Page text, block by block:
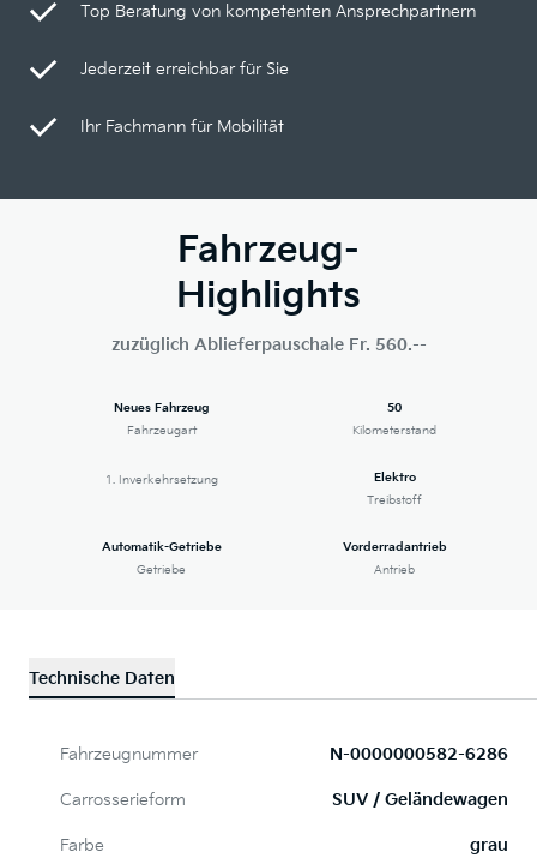
Top Beratung von kompetenten Ansprechpartnern
Jederzeit erreichbar für Sie
Ihr Fachmann für Mobilität
Fahrzeug-
Highlights
zuzüglich Ablieferpauschale Fr. 560.--
Neues Fahrzeug
Fahrzeugart
50
Kilometerstand
1. Inverkehrsetzung
Elektro
Treibstoff
Automatik-Getriebe
Getriebe
Vorderradantrieb
Antrieb
Technische Daten
Fahrzeugnummer N-0000000582-6286
Carrosserieform SUV / Geländewagen
Farbe grau